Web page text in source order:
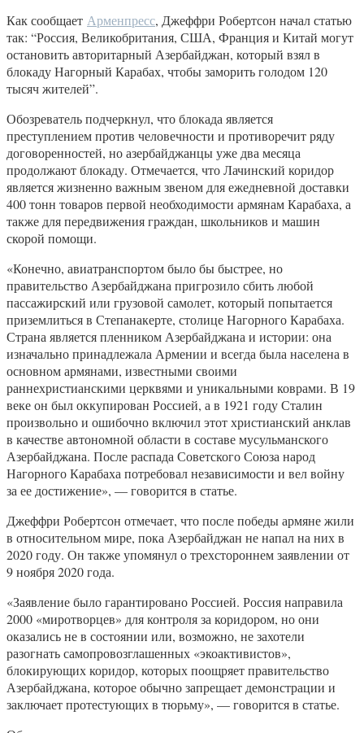
Как сообщает Арменпресс, Джеффри Робертсон начал статью
так: “Россия, Великобритания, США, Франция и Китай могут
остановить авторитарный Азербайджан, который взял в
блокаду Нагорный Карабах, чтобы заморить голодом 120
тысяч жителей”.
Обозреватель подчеркнул, что блокада является
преступлением против человечности и противоречит ряду
договоренностей, но азербайджанцы уже два месяца
продолжают блокаду. Отмечается, что Лачинский коридор
является жизненно важным звеном для ежедневной доставки
400 тонн товаров первой необходимости армянам Карабаха, а
также для передвижения граждан, школьников и машин
скорой помощи.
«Конечно, авиатранспортом было бы быстрее, но
правительство Азербайджана пригрозило сбить любой
пассажирский или грузовой самолет, который попытается
приземлиться в Степанакерте, столице Нагорного Карабаха.
Страна является пленником Азербайджана и истории: она
изначально принадлежала Армении и всегда была населена в
основном армянами, известными своими
раннехристианскими церквями и уникальными коврами. В 19
веке он был оккупирован Россией, а в 1921 году Сталин
произвольно и ошибочно включил этот христианский анклав
в качестве автономной области в составе мусульманского
Азербайджана. После распада Советского Союза народ
Нагорного Карабаха потребовал независимости и вел войну
за ее достижение», — говорится в статье.
Джеффри Робертсон отмечает, что после победы армяне жили
в относительном мире, пока Азербайджан не напал на них в
2020 году. Он также упомянул о трехстороннем заявлении от
9 ноября 2020 года.
«Заявление было гарантировано Россией. Россия направила
2000 «миротворцев» для контроля за коридором, но они
оказались не в состоянии или, возможно, не захотели
разогнать самопровозглашенных «экоактивистов»,
блокирующих коридор, которых поощряет правительство
Азербайджана, которое обычно запрещает демонстрации и
заключает протестующих в тюрьму», — говорится в статье.